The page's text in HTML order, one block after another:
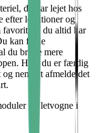
du har lejet hos
efter lokationer og
favorit, så du altid har
kan finde
du bruge mere
Hvis du er færdig
nemt at afmelde det
og letvogne i